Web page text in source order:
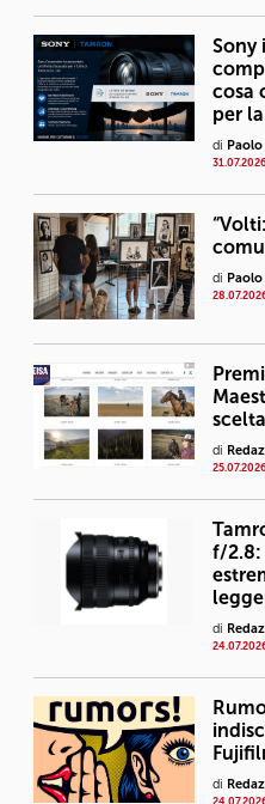
Sony
cosa
per
di
31.07.2026
di
scelta
di
25.07.2026
f/2.8:
di
di